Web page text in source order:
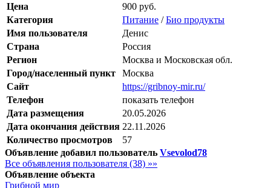
Цена
900 руб.
Категория
Питание /Био продукты
Имя пользователя
Денис
Страна
Россия
Регион
Москва и Московская обл.
Город/населенный пункт
Москва
Сайт
https://gribnoy-mir.ru/
Телефон
показать телефон
Дата размещения
20.05.2026
Дата окончания действия 22.11.2026
Количество просмотров
57
Объявление добавил пользователь Vsevolod78
Все объявления пользователя (38) »»
Объявление объекта
Грибной мир